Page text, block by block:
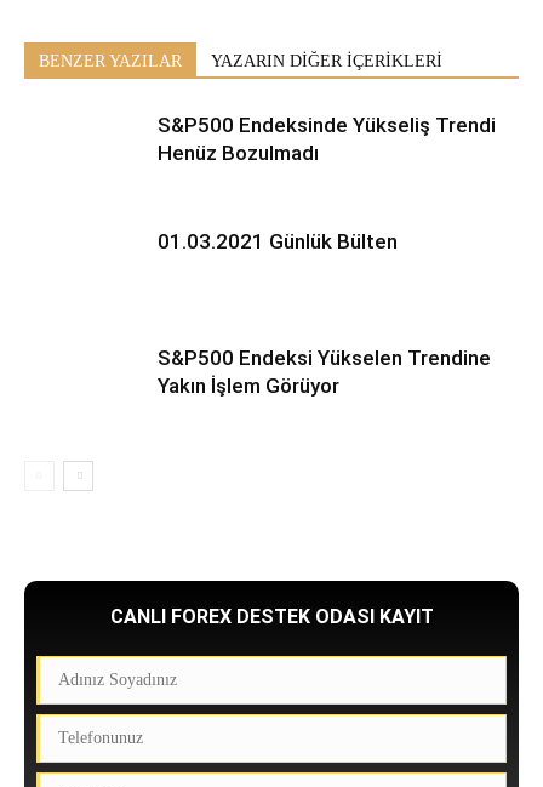
BENZER YAZILAR YAZARIN DİĞER İÇERİKLERİ
S&P500 Endeksinde Yükseliş Trendi
Henüz Bozulmadı
01.03.2021 Günlük Bülten
S&P500 Endeksi Yükselen Trendine
Yakın İşlem Görüyor
CANLI FOREX DESTEK ODASI KAYIT